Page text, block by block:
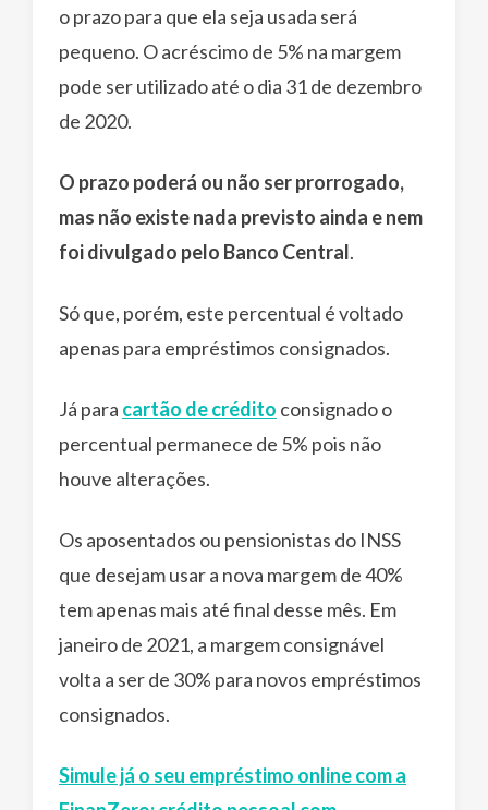
o prazo para que ela seja usada será
pequeno. O acréscimo de 5% na margem
pode ser utilizado até o dia 31 de dezembro
de 2020.
O prazo poderá ou não ser prorrogado,
mas não existe nada previsto ainda e nem
foi divulgado pelo Banco Central.
Só que, porém, este percentual é voltado
apenas para empréstimos consignados.
Já para cartão de crédito consignado o
percentual permanece de 5% pois não
houve alterações.
Os aposentados ou pensionistas do INSS
que desejam usar a nova margem de 40%
tem apenas mais até final desse mês. Em
janeiro de 2021, a margem consignável
volta a ser de 30% para novos empréstimos
consignados.
Simule já o seu empréstimo online com a